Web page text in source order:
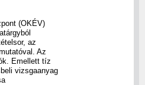
(OKÉV)
az
Az
Emellett tíz
vizsgaanyag